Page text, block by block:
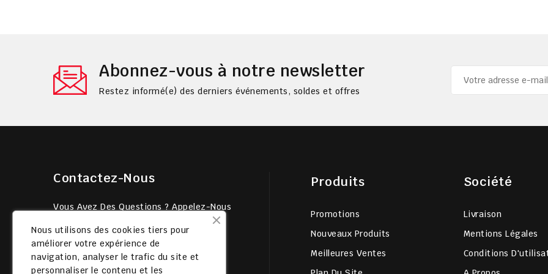
Abonnez-vous à notre newsletter
Restez informé(e) des derniers événements, soldes et offres
Contactez-Nous
Vous Avez Des Questions ? Appelez-Nous
02 38 36 45 45
Fiesta Factory
Produits
Promotions
Nouveaux Produits
Meilleures Ventes
Société
Livraison
Mentions Légales
Conditions
Nous utilisons des cookies tiers pour
améliorer votre expérience de
navigation, analyser le trafic du site et
personnaliser le contenu et les